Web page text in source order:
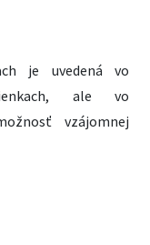
je uvedená vo
ale vo
vzájomnej